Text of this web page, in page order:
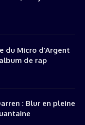
du Micro d’Argent
de rap
: Blur en pleine